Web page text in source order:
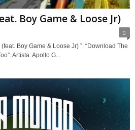
Boy Game & Loose Jr)
0
Boy Game & Loose Jr) ”. “Download The
Artista: Apollo G...